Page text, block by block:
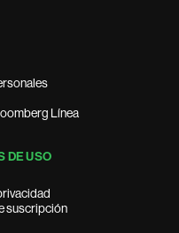
Línea
DE USO
suscripción